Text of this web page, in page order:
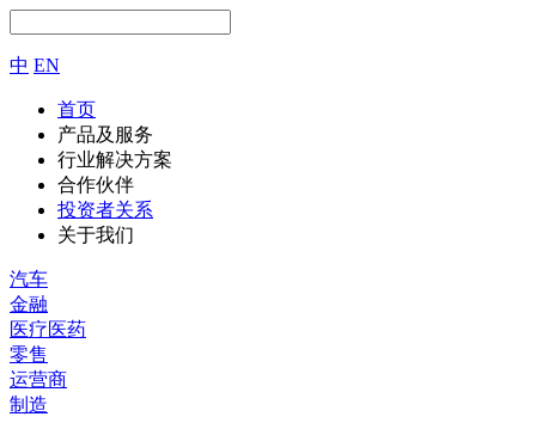
中 EN
首页
产品及服务
行业解决方案
合作伙伴
投资者关系
关于我们
汽车
金融
医疗医药
零售
运营商
制造